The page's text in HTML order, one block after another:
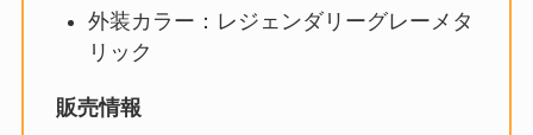
外装カラー：レジェンダリーグレーメタ
リック
販売情報